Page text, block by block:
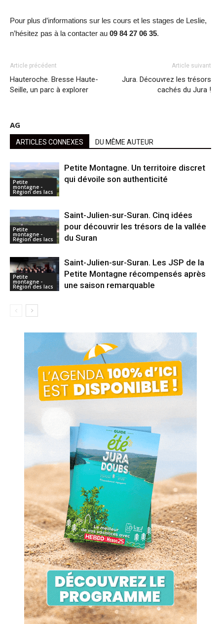
Pour plus d’informations sur les cours et les stages de Leslie,
n’hésitez pas à la contacter au 09 84 27 06 35.
Article précédent
Hauteroche. Bresse Haute-
Seille, un parc à explorer
Article suivant
Jura. Découvrez les trésors
cachés du Jura !
AG
ARTICLES CONNEXES DU MÊME AUTEUR
Petite
montagne -
Région des lacs
Petite Montagne. Un territoire discret
qui dévoile son authenticité
Petite
montagne -
Région des lacs
Saint-Julien-sur-Suran. Cinq idées
pour découvrir les trésors de la vallée
du Suran
Petite
montagne -
Région des lacs
Saint-Julien-sur-Suran. Les JSP de la
Petite Montagne récompensés après
une saison remarquable